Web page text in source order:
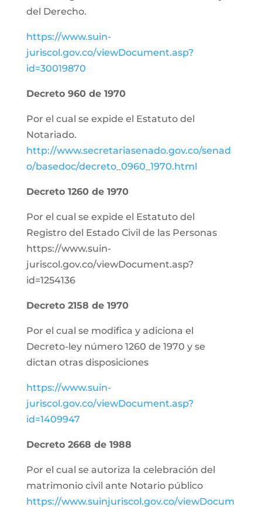
del Derecho.
https://www.suin-
juriscol.gov.co/viewDocument.asp?
id=30019870
Decreto 960 de 1970
Por el cual se expide el Estatuto del
Notariado.
http://www.secretariasenado.gov.co/senad
o/basedoc/decreto_0960_1970.html
Decreto 1260 de 1970
Por el cual se expide el Estatuto del
Registro del Estado Civil de las Personas
https://www.suin-
juriscol.gov.co/viewDocument.asp?
id=1254136
Decreto 2158 de 1970
Por el cual se modifica y adiciona el
Decreto-ley número 1260 de 1970 y se
dictan otras disposiciones
https://www.suin-
juriscol.gov.co/viewDocument.asp?
id=1409947
Decreto 2668 de 1988
Por el cual se autoriza la celebración del
matrimonio civil ante Notario público
https://www.suinjuriscol.gov.co/viewDocum